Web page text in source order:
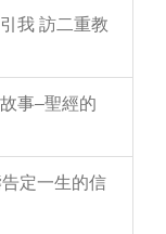
我 訪二重教
事–聖經的
定一生的信